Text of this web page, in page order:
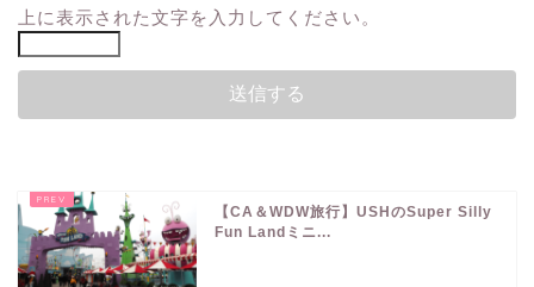
上に表示された文字を入力してください。
【CA＆WDW旅行】USHのSuper Silly
Fun Landミニ...